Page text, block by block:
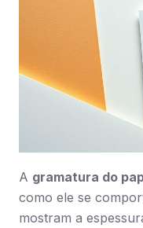
A gramatura do
como ele se
mostram a